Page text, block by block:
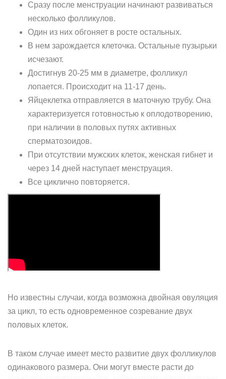
Сразу после менструации начинают развиваться
несколько фолликулов.
Один из них обгоняет в росте остальных.
В нем зарождается клеточка. Остальные пузырьки
исчезают.
Достигнув 20-25 мм в диаметре, фолликул
лопается. Происходит на 11-17 день.
Яйцеклетка отправляется в маточную трубу. Она
характеризуется готовностью к оплодотворению,
при наличии в половых путях активных
сперматозоидов.
При отсутствии мужских клеток, женская гибнет и
через 14 дней наступает менструация.
Все циклично повторяется.
Но известны случаи, когда возможна двойная овуляция
за цикл, то есть одновременное созревание двух
половых клеток.
В таком случае имеет место развитие двух фолликулов
одинакового размера. Они могут вместе расти до